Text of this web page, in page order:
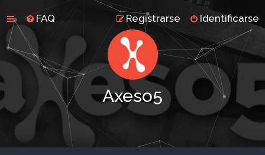
FAQ Identificarse
Registrarse
Axeso5